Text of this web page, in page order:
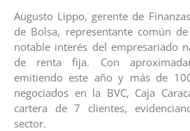
Augusto Lippo, gerente de
de Bolsa, representante común
notable interés del empresariado
de renta fija. Con
emitiendo este año y más de
negociados en la BVC, Caja
cartera de 7 clientes,
sector.